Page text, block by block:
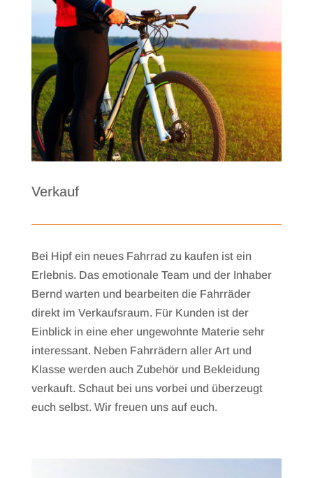
Verkauf
Bei Hipf ein neues Fahrrad zu kaufen ist ein
Erlebnis. Das emotionale Team und der Inhaber
Bernd warten und bearbeiten die Fahrräder
direkt im Verkaufsraum. Für Kunden ist der
Einblick in eine eher ungewohnte Materie sehr
interessant. Neben Fahrrädern aller Art und
Klasse werden auch Zubehör und Bekleidung
verkauft. Schaut bei uns vorbei und überzeugt
euch selbst. Wir freuen uns auf euch.